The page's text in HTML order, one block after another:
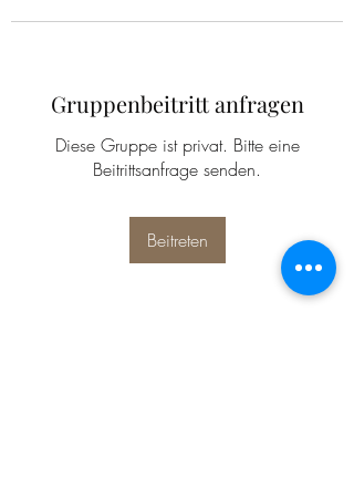
Gruppenbeitritt anfragen
Diese Gruppe ist privat. Bitte eine
Beitrittsanfrage senden.
Beitreten